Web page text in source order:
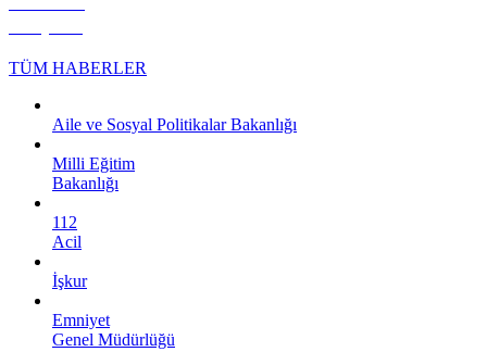
TÜM HABERLER
Aile ve Sosyal Politikalar Bakanlığı
Milli Eğitim
Bakanlığı
112
Acil
İşkur
Emniyet
Genel Müdürlüğü